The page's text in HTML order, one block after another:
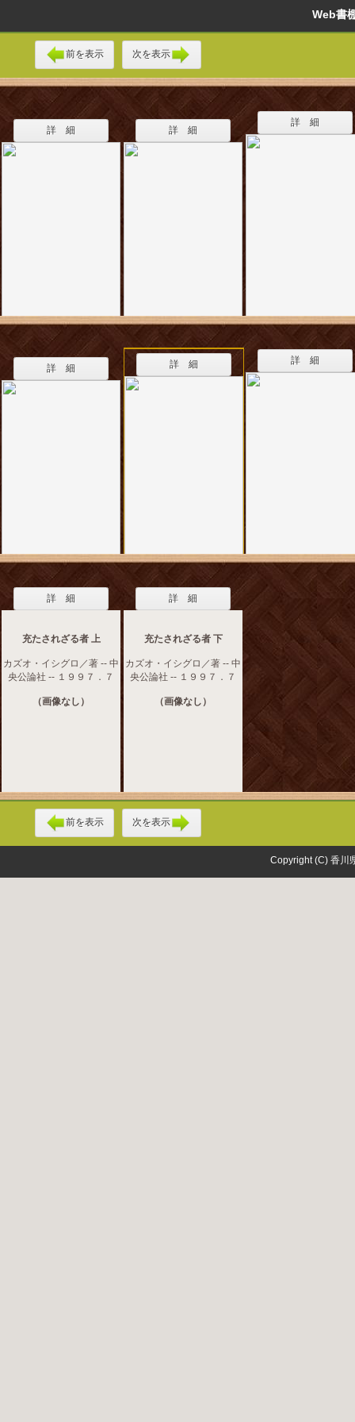
Web
前を表示 次を表示
詳 細 詳 細
詳 細
詳 細 詳 細 詳 細
詳 細
充たされざる者 上
カズオ・イシグロ／著 -- 中
央公論社 -- １９９７．７
（画像なし）
詳 細
充たされざる者 下
カズオ・イシグロ／著 -- 中
央公論社 -- １９９７．７
（画像なし）
前を表示 次を表示
Copyright (C) 香川